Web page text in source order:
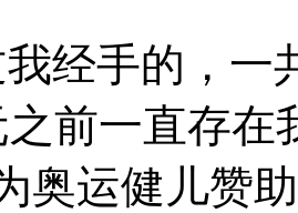
手的，一
之前一直存
奥运健儿赞